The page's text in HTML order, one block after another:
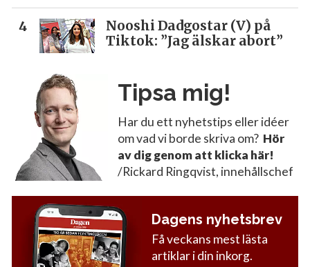
Nooshi Dadgostar (V) på
Tiktok: ”Jag älskar abort”
Tipsa mig!
Har du ett nyhetstips eller idéer
om vad vi borde skriva om? Hör
av dig genom att klicka här!
/Rickard Ringqvist, innehållschef
Dagens nyhetsbrev
Få veckans mest lästa
artiklar i din inkorg.